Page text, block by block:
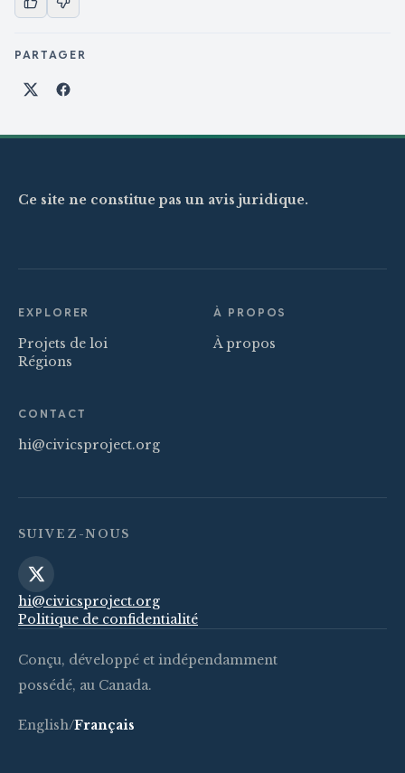
PARTAGER
Partager sur X
Partager sur Facebook
Ce site ne constitue pas un avis juridique.
EXPLORER
Projets de loi
Régions
À PROPOS
À propos
CONTACT
hi@civicsproject.org
SUIVEZ-NOUS
hi@civicsproject.org
Politique de confidentialité
Conçu, développé et indépendamment
possédé, au Canada.
English/Français